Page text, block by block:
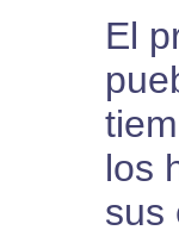
El
los
sus